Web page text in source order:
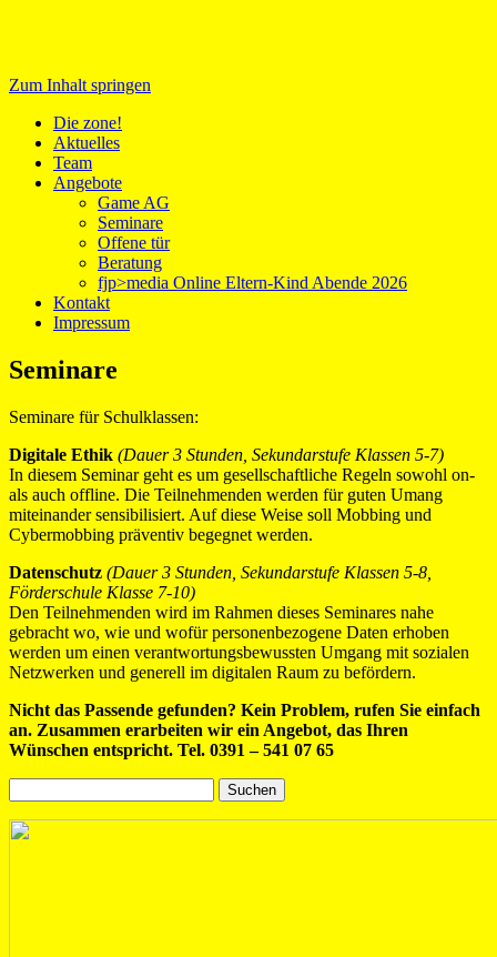
Medientreff zone!
Zum Inhalt springen
Die zone!
Aktuelles
Team
Angebote
Game AG
Seminare
Offene tür
Beratung
fjp>media Online Eltern-Kind Abende 2026
Kontakt
Impressum
Seminare
Seminare für Schulklassen:
Digitale Ethik (Dauer 3 Stunden, Sekundarstufe Klassen 5-7)
In diesem Seminar geht es um gesellschaftliche Regeln sowohl on-
als auch offline. Die Teilnehmenden werden für guten Umang
miteinander sensibilisiert. Auf diese Weise soll Mobbing und
Cybermobbing präventiv begegnet werden.
Datenschutz (Dauer 3 Stunden, Sekundarstufe Klassen 5-8,
Förderschule Klasse 7-10)
Den Teilnehmenden wird im Rahmen dieses Seminares nahe
gebracht wo, wie und wofür personenbezogene Daten erhoben
werden um einen verantwortungsbewussten Umgang mit sozialen
Netzwerken und generell im digitalen Raum zu befördern.
Nicht das Passende gefunden? Kein Problem, rufen Sie einfach
an. Zusammen erarbeiten wir ein Angebot, das Ihren
Wünschen entspricht. Tel. 0391 – 541 07 65
nach: